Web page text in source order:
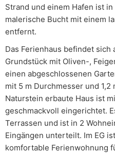
Strand und einem Hafen ist
malerische Bucht mit einem
entfernt.
Das Ferienhaus befindet
Grundstück mit Oliven-,
einen abgeschlossenen
mit 5 m Durchmesser und
Naturstein erbaute Haus ist
geschmackvoll eingerichtet.
Terrassen und ist in 2
Eingängen unterteilt. Im EG
komfortable Ferienwohnung